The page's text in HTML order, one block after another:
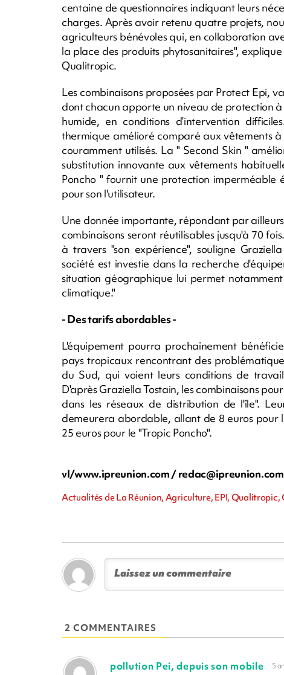
centaine de questionnaires indiquant leurs
charges. Après avoir retenu quatre projets,
agriculteurs bénévoles qui, en collaboration
la place des produits phytosanitaires",
Qualitropic.
Les combinaisons proposées par Protect Epi,
dont chacun apporte un niveau de protection
humide, en conditions d’intervention
thermique amélioré comparé aux vêtements
couramment utilisés. La " Second Skin "
substitution innovante aux vêtements
Poncho " fournit une protection
pour son l'utilisateur.
Une donnée importante, répondant par
combinaisons seront réutilisables jusqu'à 70
à travers "son expérience", souligne
société est investie dans la recherche
situation géographique lui permet
climatique."
- Des tarifs abordables -
L'équipement pourra prochainement
pays tropicaux rencontrant des
du Sud, qui voient leurs conditions de
D'après Graziella Tostain, les combinaisons
dans les réseaux de distribution de l'île".
demeurera abordable, allant de 8 euros
25 euros pour le "Tropic Poncho".
vl/www.ipreunion.com /redac@ipreunion.com
Actualités de La Réunion, Agriculture, EPI,
2 COMMENTAIRES
pollution Pei, depuis son mobile 5